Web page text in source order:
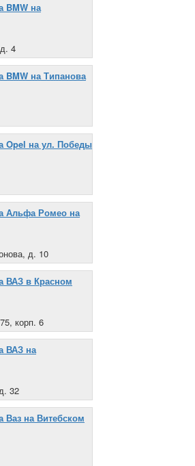
BMW на
4
BMW на Типанова
Opel на ул. Победы
Альфа Ромео на
д. 10
ВАЗ в Красном
корп. 6
ВАЗ на
32
Ваз на Витебском